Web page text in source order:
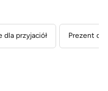
dla przyjaciół Prezent